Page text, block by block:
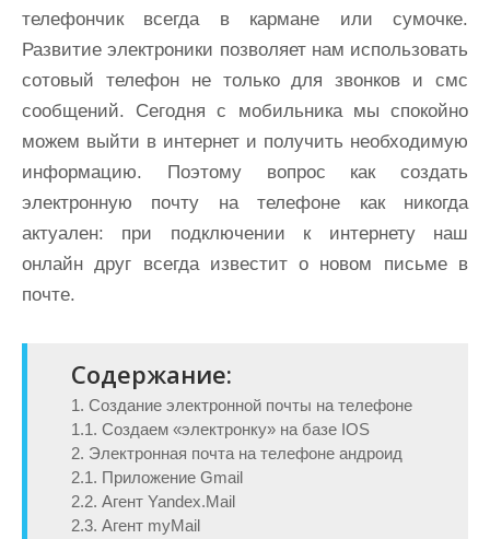
телефончик всегда в кармане или сумочке.
Развитие электроники позволяет нам использовать
сотовый телефон не только для звонков и смс
сообщений. Сегодня с мобильника мы спокойно
можем выйти в интернет и получить необходимую
информацию. Поэтому вопрос как создать
электронную почту на телефоне как никогда
актуален: при подключении к интернету наш
онлайн друг всегда известит о новом письме в
почте.
Содержание:
1. Создание электронной почты на телефоне
1.1. Создаем «электронку» на базе IOS
2. Электронная почта на телефоне андроид
2.1. Приложение Gmail
2.2. Агент Yandex.Mail
2.3. Агент myMail